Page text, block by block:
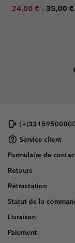
Minimum sale
24,00 € - 35,00 €
Service client
Formulaire de
Retours
Rétractation
Statut de la
Livraison
Paiement